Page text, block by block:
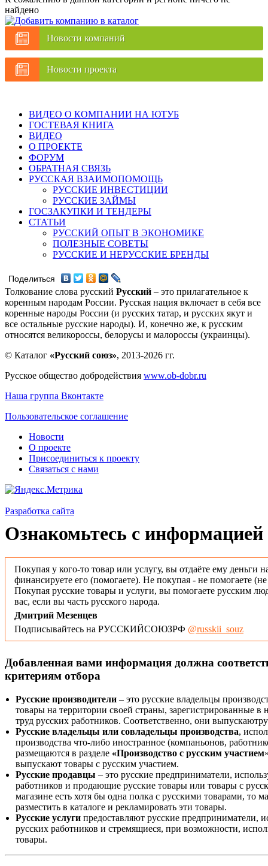
найдено
Новости компаний
Новости проекта
ВИДЕО О КОМПАНИИ НА ЮТУБ
ГОСТЕВАЯ КНИГА
ВИДЕО
О ПРОЕКТЕ
ФОРУМ
ОБРАТНАЯ СВЯЗЬ
РУССКАЯ ВЗАИМОПОМОЩЬ
РУССКИЕ ИНВЕСТИЦИИ
РУССКИЕ ЗАЙМЫ
ГОСЗАКУПКИ И ТЕНДЕРЫ
СТАТЬИ
РУССКИЙ ОПЫТ В ЭКОНОМИКЕ
ПОЛЕЗНЫЕ СОВЕТЫ
РУССКИЕ И НЕРУССКИЕ БРЕНДЫ
Поделиться
Толкование слова русский Русский – это прилагательное к
коренным народам России. Русская нация включает в себя все
коренные народы России (и русских татар, и русских якут и
все остальные русские народы). И, конечно же, к русским
относятся великороссы, белорусы и малороссы (украинцы).
© Каталог «Русский союз», 2013-2026 гг.
Русское общество добродействия www.ob-dobr.ru
Наша группа Вконтакте
Пользовательское соглашение
Новости
О проекте
Присоединиться к проекту
Связаться с нами
Разработка сайта
Ознакомьтесь с информацией
Покупая у кого-то товар или услугу, вы отдаёте ему деньги
финансируете его (помогаете). Не покупая - не помогаете
Покупая русские товары и услуги, вы помогаете русским
вас, если вы часть русского народа.
Дмитрий Мезенцев
Подписывайтесь на РУССКИЙСОЮЗРФ @russkii_souz
Добавленная вами информация должна
критериям отбора
Русские производители – это русские владельцы
товары на территории своей страны, зарегистрированные
труд русских работников. Соответственно, они
Русские владельцы или совладельцы производства,
производства что-либо иностранное (компаньонов,
размещаются в разделе «Производство с русским участием
выпускают товары с русским участием.
Русские продавцы – это русские предприниматели,
работников и продающие русские товары или товары с
магазине есть хотя бы одна полка с русскими товарами, то
разместить в каталоге и рекламировать эти товары.
Русские услуги предоставляют русские предприниматели,
русских работников и стремящиеся, при возможности,
товары.